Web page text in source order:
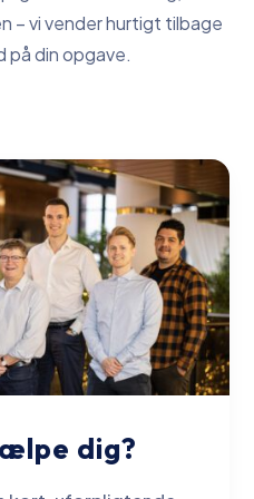
– vi vender hurtigt tilbage
din opgave.
dig?